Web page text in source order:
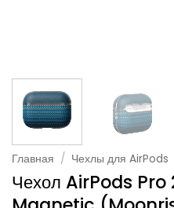
Главная / Чехлы для AirPods
Чехол AirPods